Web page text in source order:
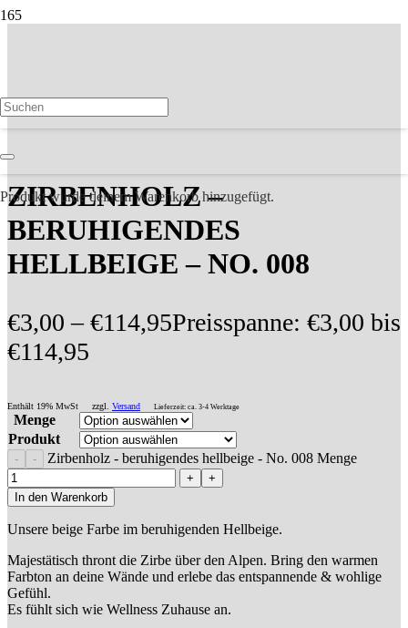
Produktwurde deinem Warenkorb hinzugefügt.
ZIRBENHOLZ –
BERUHIGENDES
HELLBEIGE – NO. 008
€3,00 –€114,95Preisspanne: €3,00 bis
€114,95
Enthält 19% MwSt zzgl. Versand Lieferzeit: ca. 3-4 Werktage
Menge
Produkt
Zirbenholz - beruhigendes hellbeige - No. 008 Menge
In den Warenkorb
Unsere beige Farbe im beruhigenden Hellbeige.
Majestätisch thront die Zirbe über den Alpen. Bring den warmen
Farbton an deine Wände und erlebe das entspannende & wohlige
Gefühl.
Es fühlt sich wie Wellness Zuhause an.
ANGEBOT!